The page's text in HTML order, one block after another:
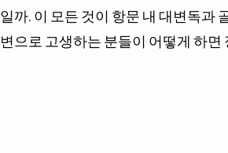
일까. 이 모든 것이 항문 내 대변독과
변으로 고생하는 분들이 어떻게 하